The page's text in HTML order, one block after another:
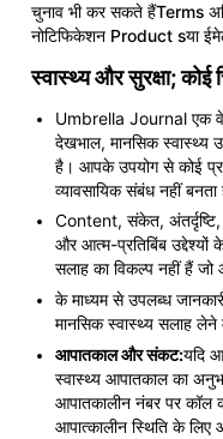
चुनाव भी कर सकते हैंTerms
नोटिफिकेशन Product sया
स्वास्थ्य और सुरक्षा; कोई
Umbrella Journal एक
देखभाल, मानसिक स्वास्थ्य
है। आपके उपयोग से कोई
व्यावसायिक संबंध नहीं
Content, संकेत,
और आत्म-प्रतिबिंब उद्देश्यों
सलाह का विकल्प नहीं हैं जो
के माध्यम से उपलब्ध
मानसिक स्वास्थ्य सलाह
आपातकाल और संकट:यदि
स्वास्थ्य आपातकाल का
आपातकालीन नंबर पर
आपात्कालीन स्थिति के